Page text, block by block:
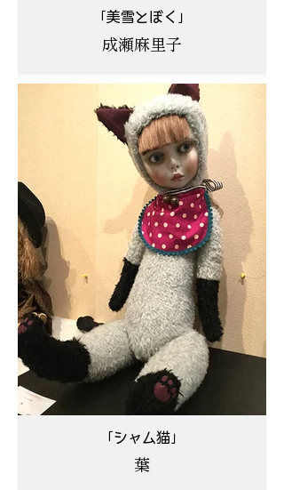
「美雪とぼく」
成瀬麻里子
「シャム猫」
葉